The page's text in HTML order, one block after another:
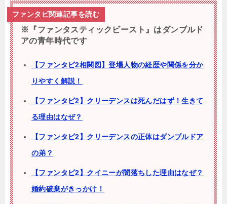
ファンタビ関連記事を読む
※『ファンタスティックビースト』はダンブルド
アの青年時代です
【ファンタビ2相関図】登場人物の経歴や関係を分か
りやすく解説！
【ファンタビ2】クリーデンスは死んだはず！生きて
る理由はなぜ？
【ファンタビ2】クリーデンスの正体はダンブルドア
の弟？
【ファンタビ2】クイニーが闇落ちした理由はなぜ？
婚約破棄がきっかけ！